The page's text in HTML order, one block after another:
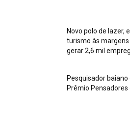
Novo polo de lazer,
turismo às margens
gerar 2,6 mil
Pesquisador
Prêmio Pensadores